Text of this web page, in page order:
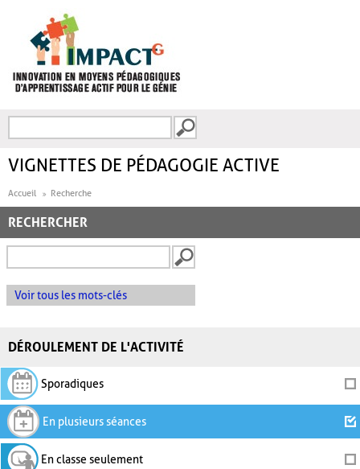
FORMULAIRE DE
VIGNETTES DE PÉDAGOGIE ACTIVE
Accueil Recherche
RECHERCHER
Voir tous les mots-clés
DÉROULEMENT DE L'ACTIVITÉ
Sporadiques
En plusieurs séances
En classe seulement